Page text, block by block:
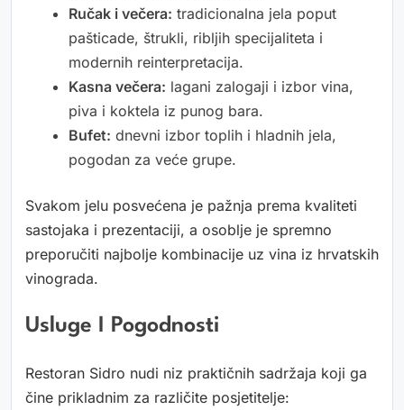
Ručak i večera: tradicionalna jela poput
pašticade, štrukli, ribljih specijaliteta i
modernih reinterpretacija.
Kasna večera: lagani zalogaji i izbor vina,
piva i koktela iz punog bara.
Bufet: dnevni izbor toplih i hladnih jela,
pogodan za veće grupe.
Svakom jelu posvećena je pažnja prema kvaliteti
sastojaka i prezentaciji, a osoblje je spremno
preporučiti najbolje kombinacije uz vina iz hrvatskih
vinograda.
Usluge I Pogodnosti
Restoran Sidro nudi niz praktičnih sadržaja koji ga
čine prikladnim za različite posjetitelje: